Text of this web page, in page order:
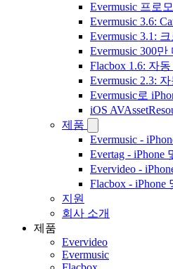
Evermusic 프로
Evermusic 3.6:
Evermusic 3.1:
Evermusic 300
Flacbox 1.6: 자
Evermusic 2.3:
Evermusic로
iOS
제품
Evermusic -
Evertag - iPhone
Evervideo -
Flacbox -
지원
회사 소개
제품
Evervideo
Evermusic